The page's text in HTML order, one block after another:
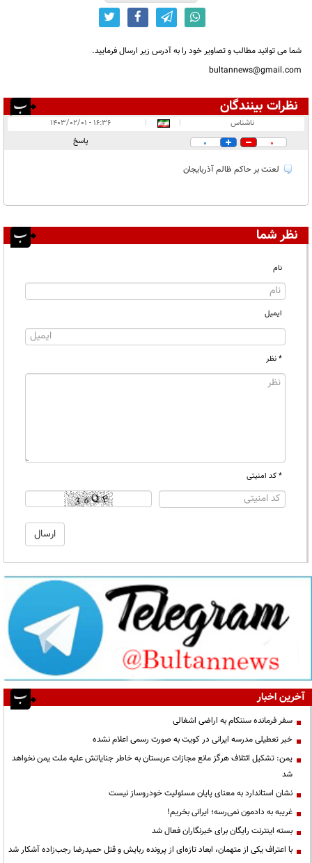
شما می توانید مطالب و تصاویر خود را به آدرس زیر ارسال فرمایید.
bultannews@gmail.com
نظرات بینندگان
در انتظار بررسی:
ناشناس |
|
۱۶:۳۶ - ۱۴۰۳/۰۲/۰۱
0
0 پاسخ
لعنت بر حاکم ظالم آذربایجان
نظر شما
نام
ایمیل
* نظر
* کد امنیتی
آخرین اخبار
سفر فرمانده سنتکام به اراضی اشغالی
خبر تعطیلی مدرسه ایرانی در کویت به صورت رسمی اعلام نشده
یمن: تشکیل ائتلاف هرگز مانع مجازات عربستان به خاطر جنایاتش علیه ملت یمن نخواهد
شد
نشان استاندارد به معنای پایان مسئولیت خودروساز نیست
غریبه به دادمون نمی‌رسه؛ ایرانی بخریم!
بسته اینترنت رایگان برای خبرنگاران فعال شد
با اعتراف یکی از متهمان، ابعاد تازه‌ای از پرونده ربایش و قتل حمیدرضا رجب‌زاده آشکار شد